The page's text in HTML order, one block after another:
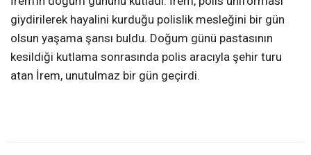
giydirilerek hayalini kurduğu polislik mesleğini bir gün
olsun yaşama şansı buldu. Doğum günü pastasının
kesildiği kutlama sonrasında polis aracıyla şehir turu
atan İrem, unutulmaz bir gün geçirdi.